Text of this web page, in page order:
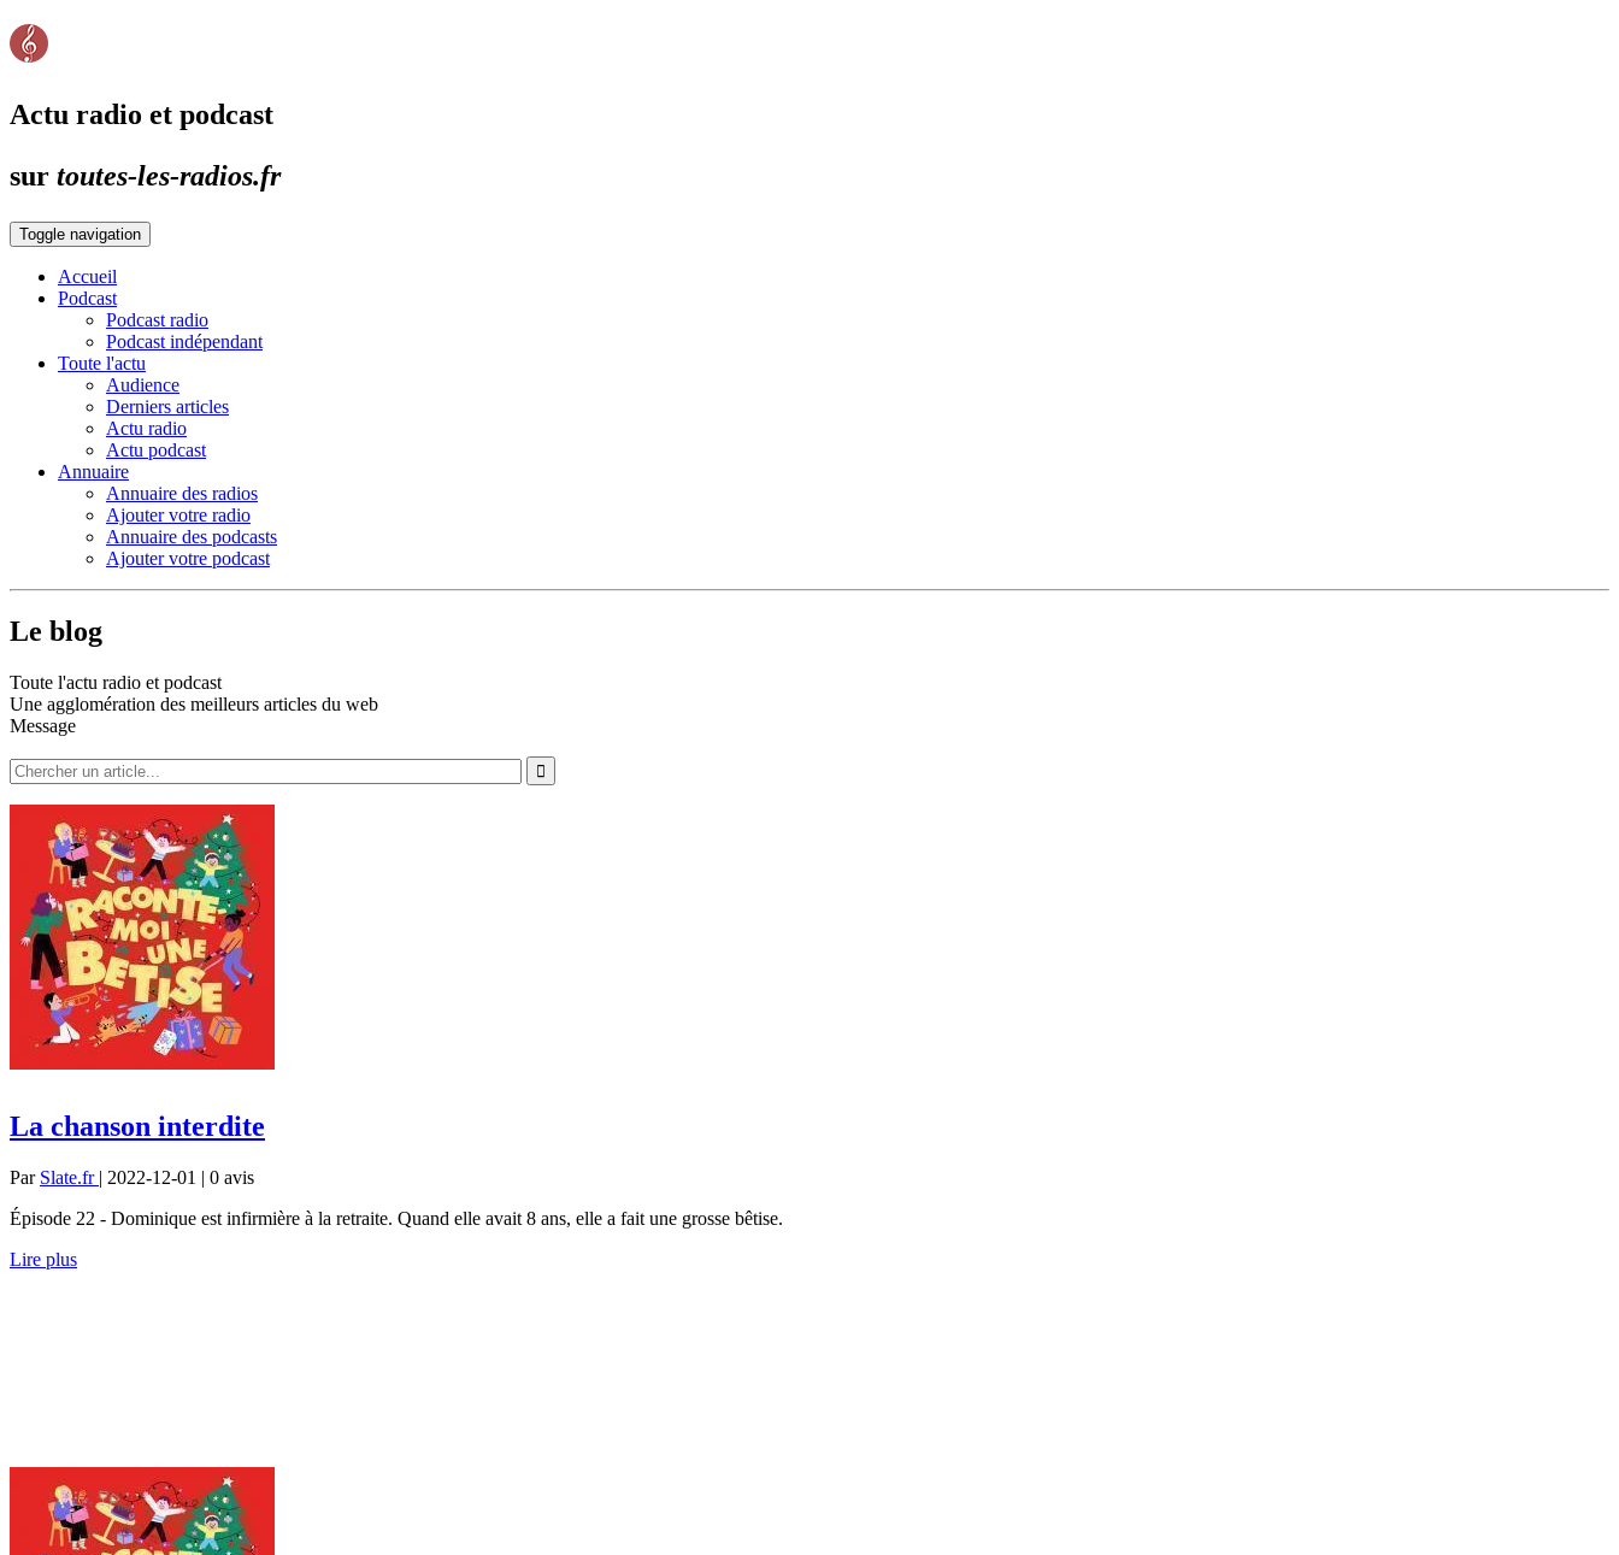
Actu radio et podcast
sur toutes-les-radios.fr
Toggle navigation
Accueil
Podcast
Podcast radio
Podcast indépendant
Toute l'actu
Audience
Derniers articles
Actu radio
Actu podcast
Annuaire
Annuaire des radios
Ajouter votre radio
Annuaire des podcasts
Ajouter votre podcast
Le blog
Toute l'actu radio et podcast
Une agglomération des meilleurs articles du web
Message
La chanson interdite
Par Slate.fr | 2022-12-01 | 0 avis
Épisode 22 - Dominique est infirmière à la retraite. Quand elle avait 8 ans, elle a fait une grosse bêtise.
Lire plus